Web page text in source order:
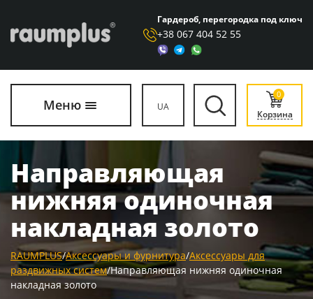
Гардероб, перегородка под ключ
+38 067 404 52 55
Меню UA
0
Корзина
Направляющая
нижняя одиночная
накладная золото
RAUMPLUS/Аксессуары и фурнитура/Аксессуары для
раздвижных систем/Направляющая нижняя одиночная
накладная золото